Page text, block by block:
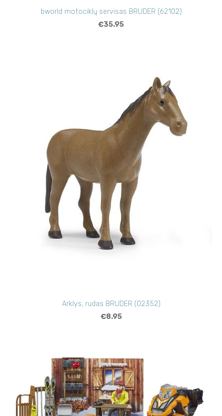
bworld motociklų servisas BRUDER (62102)
€35.95
Arklys, rudas BRUDER (02352)
€8.95